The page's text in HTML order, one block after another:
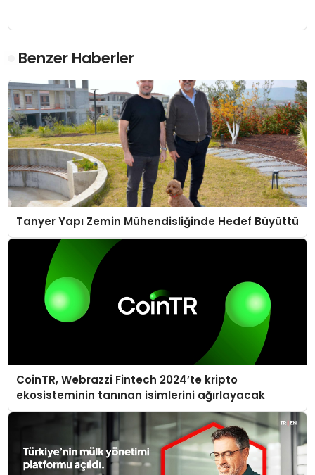
Benzer Haberler
Tanyer Yapı Zemin Mühendisliğinde Hedef Büyüttü
CoinTR, Webrazzi Fintech 2024’te kripto
ekosisteminin tanınan isimlerini ağırlayacak